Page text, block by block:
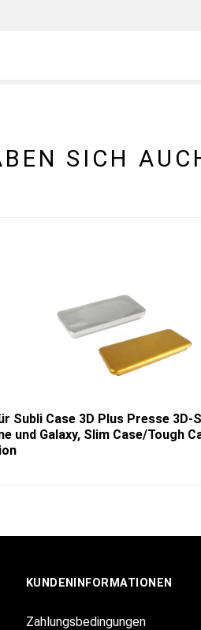
SICH
Subli Case 3D Plus Presse 3D-
und Galaxy, Slim Case/Tough
KUNDENINFORMATIONEN
Zahlungsbedingungen